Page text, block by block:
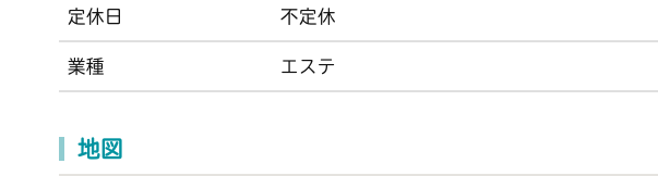
定休日 不定休
業種 エステ
地図